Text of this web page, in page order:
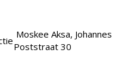
Moskee Aksa, Johannes
Poststraat 30